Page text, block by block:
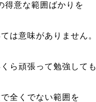
得意な範囲ばかりを
は意味がありません。
ら頑張って勉強しても
全くでない範囲を